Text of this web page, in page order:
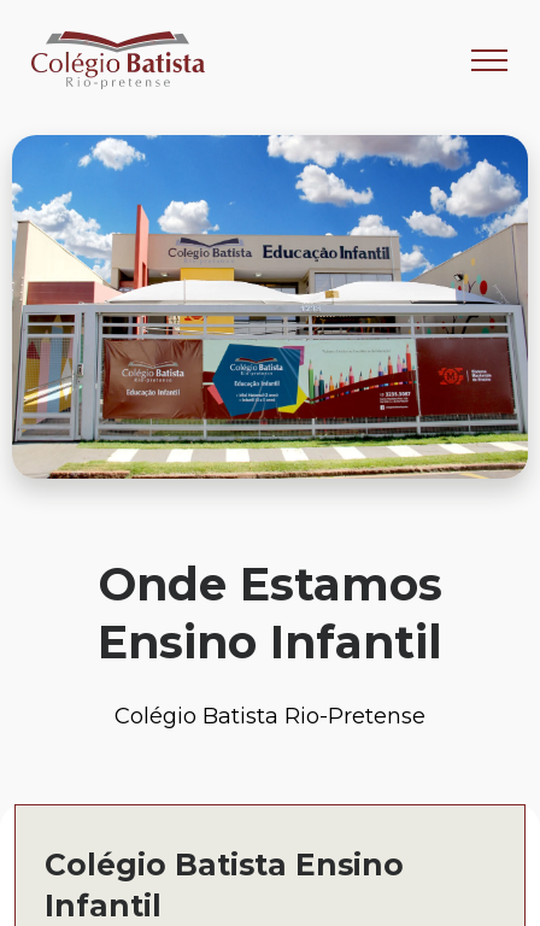
Onde Estamos
Ensino Infantil
Colégio Batista Rio-Pretense
Colégio Batista Ensino
Infantil